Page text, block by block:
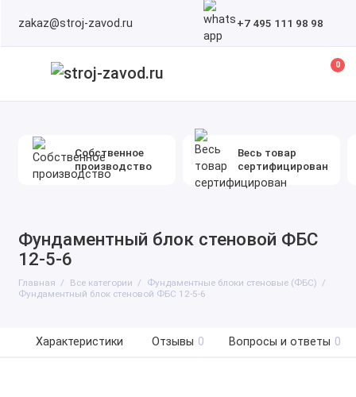
zakaz@stroj-zavod.ru +7 495 111 98 98
0
Собственное
производство
Весь товар
сертифицирован
Фундаментный блок стеновой ФБС
12-5-6
Главная Все категории
Фундаментные блоки стеновые (ФБС)
Фундаментный блок стеновой ФБС 12-5-6
Характеристики Отзывы 0 Вопросы и ответы 0